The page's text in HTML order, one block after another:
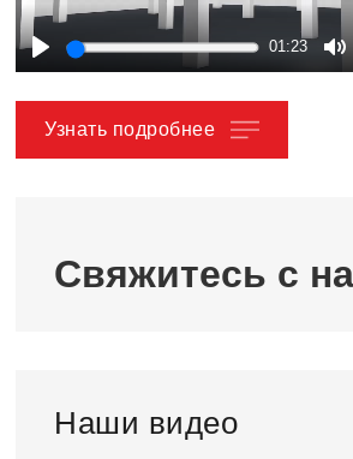
Play
01:23
Узнать подробнее
Свяжитесь с
Наши видео